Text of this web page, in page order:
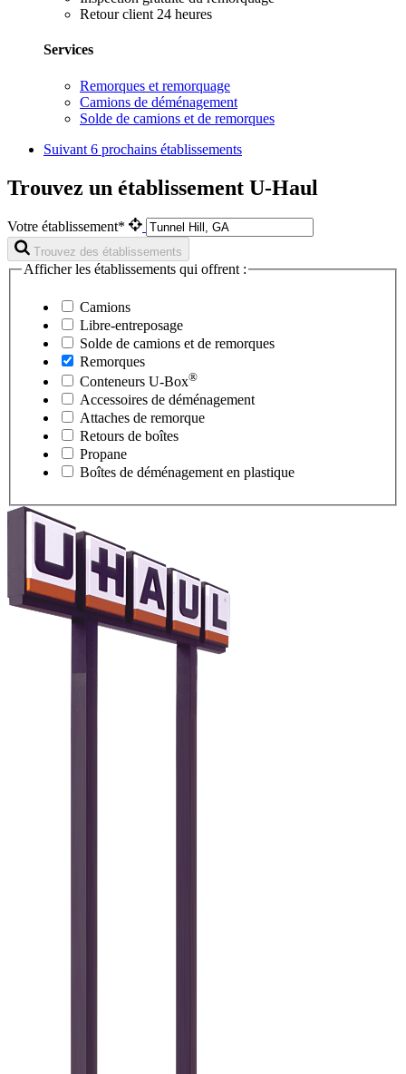
Retour client 24 heures
Services
Remorques et remorquage
Camions de déménagement
Solde de camions et de remorques
Suivant 6 prochains établissements
Trouvez un établissement U-Haul
Votre établissement*
Trouvez des établissements
Afficher les établissements qui offrent :
Camions
Libre-entreposage
Solde de camions et de remorques
Remorques
Conteneurs U-Box®
Accessoires de déménagement
Attaches de remorque
Retours de boîtes
Propane
Boîtes de déménagement en plastique